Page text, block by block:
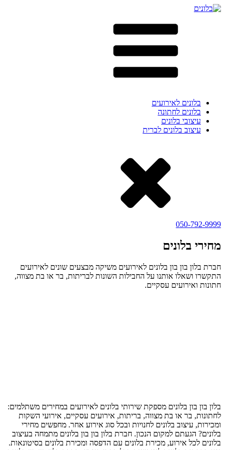
בלונים לאירועים
בלונים לחתונה
עיצובי בלונים
עיצוב בלונים לברית
050-792-9999
מחירי בלונים
חברת בלון בון בון בלונים לאירועים משיקה מבצעים שונים לאירועים
התקשרו ושאלו אותנו על החבילות השונות לבריתות, בר או בת מצווה,
חתונות ואירועים עסקיים.
בלון בון בון בלונים מספקת שירותי בלונים לאירועים במחירים משתלמים:
לחתונות, בר או בת מצווה, בריתות, אירועים עסקיים, אירועי השקות
ומכירות, עיצוב בלונים לחנויות ובכל סוג אירוע אחר. מחפשים מחירי
בלונים? הגעתם למקום הנכון. חברת בלון בון בון בלונים מתמחה בעיצוב
בלונים לכל אירוע, מכירת בלונים עם הדפסה ומכירת בלונים בסיטונאות.